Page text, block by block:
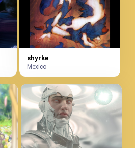
shyrke
Mexico